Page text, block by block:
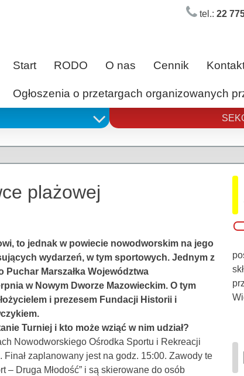
tel.: 22
Start RODO O nas Cennik
Ogłoszenia o przetargach organizowanych
plażowej
to jednak w powiecie nowodworskim na jego
wydarzeń, w tym sportowych. Jednym z
Marszałka Województwa
w Nowym Dworze Mazowieckim. O tym
i prezesem Fundacji Historii i
Turniej i kto może wziąć w nim udział?
Nowodworskiego Ośrodka Sportu i Rekreacji
zaplanowany jest na godz. 15:00. Zawody te
– Druga Młodość” i są skierowane do osób